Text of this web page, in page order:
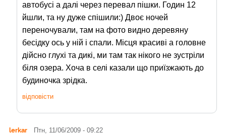
автобусі а далі через перевал пішки. Годин 12
йшли, та ну дуже спішили:) Двоє ночей
переночували, там на фото видно деревяну
бесідку ось у ній і спали. Місця красиві а головне
дійсно глухі та дикі, ми там так нікого не зустріли
біля озера. Хоча в селі казали що приїзжають до
будиночка зрідка.
відповісти
lerkar Птн, 11/06/2009 - 09:22